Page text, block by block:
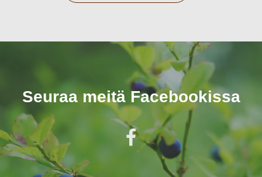
Seuraa meitä Facebookissa